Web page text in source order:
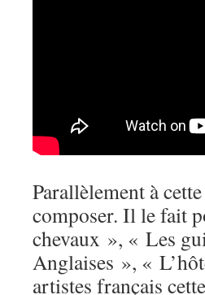
Parallèlement à
composer. Il le fait
chevaux », « Les
Anglaises », «
artistes français